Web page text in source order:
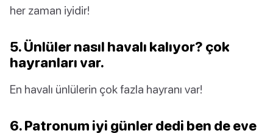
her zaman iyidir!
5. Ünlüler nasıl havalı kalıyor? çok
hayranları var.
En havalı ünlülerin çok fazla hayranı var!
6. Patronum iyi günler dedi ben de eve